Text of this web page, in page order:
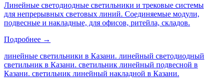
Линейные светодиодные светильники и трековые системы
для непрерывных световых линий. Соединяемые модули,
подвесные и накладные, для офисов, ритейла, складов.
Подробнее →
линейные светильники в Казани. линейный светодиодный
светильник в Казани. светильник линейный подвесной в
Казани. светильник линейный накладной в Казани.